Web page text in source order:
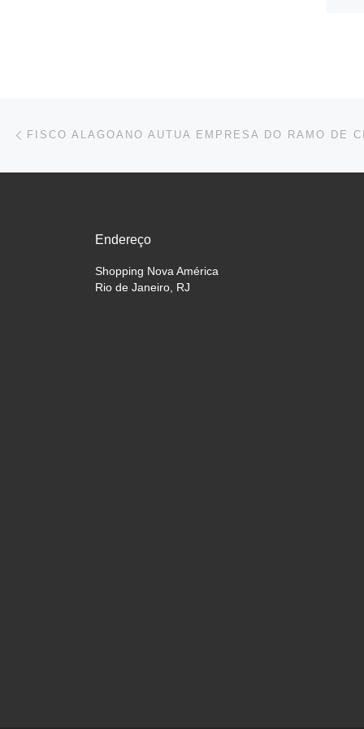
Navegação do post
Endereço
Shopping Nova América
Rio de Janeiro, RJ